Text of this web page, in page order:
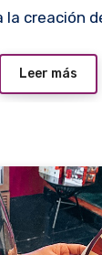
creación
Leer más